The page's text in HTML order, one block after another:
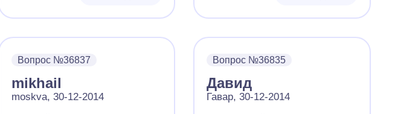
Вопрос №36837
mikhail
moskva, 30-12-2014
Вопрос №36835
Давид
Гавар, 30-12-2014